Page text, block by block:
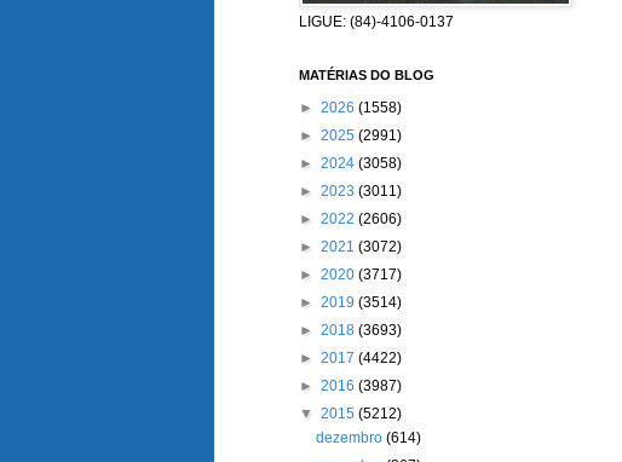
LIGUE: (84)-4106-0137
MATÉRIAS DO BLOG
► 2026 (1558)
► 2025 (2991)
► 2024 (3058)
► 2023 (3011)
► 2022 (2606)
► 2021 (3072)
► 2020 (3717)
► 2019 (3514)
► 2018 (3693)
► 2017 (4422)
► 2016 (3987)
▼ 2015 (5212)
dezembro(614)